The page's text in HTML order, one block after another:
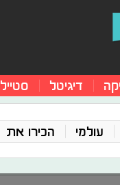
דיגיטל סטייל
עולמי הכירו את